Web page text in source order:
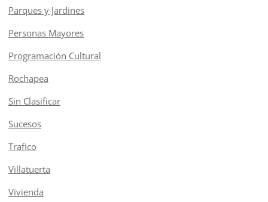
Parques y Jardines
Personas Mayores
Programación Cultural
Rochapea
Sin Clasificar
Sucesos
Trafico
Villatuerta
Vivienda